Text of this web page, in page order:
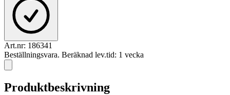
Art.nr: 186341
Beställningsvara. Beräknad lev.tid: 1 vecka
Produktbeskrivning